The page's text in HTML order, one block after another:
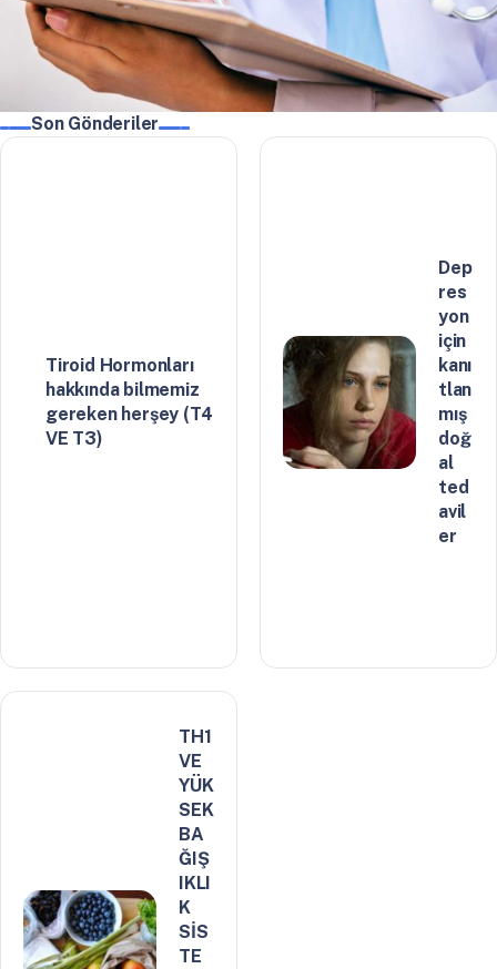
Son Gönderiler
Tiroid Hormonları
hakkında bilmemiz
gereken herşey (T4
VE T3)
Dep
res
yon
için
kanı
tlan
mış
doğ
al
ted
avil
er
TH1
VE
YÜK
SEK
BA
ĞIŞ
IKLI
K
SİS
TE